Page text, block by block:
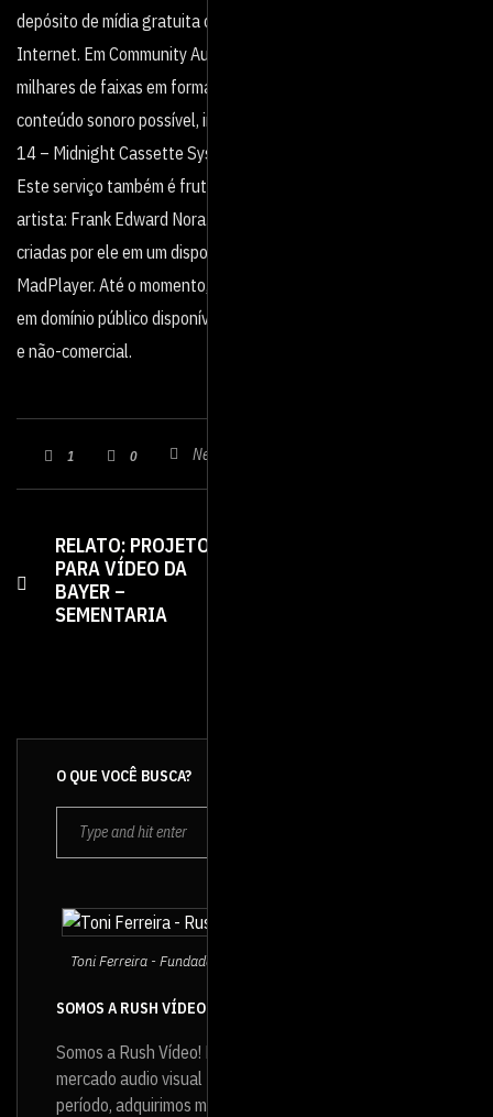
depósito de mídia gratuita ou de domínio público existente na
Internet. Em Community Audio é possível navegar, ouvir e baixar
milhares de faixas em formato digital, incluindo todo tipo de
conteúdo sonoro possível, inclusive músicas em diversos gêneros.
14 – Midnight Cassette System
Este serviço também é fruto do trabalho individual de um único
artista: Frank Edward Nora. O site é uma coleção de músicas
criadas por ele em um dispositivo portátil conhecido como
MadPlayer. Até o momento, já são mais de 50 horas de músicas
em domínio público disponíveis gratuitamente para uso comercial
e não-comercial.
1 0 Nenhum comentário
RELATO: PROJETO
PARA VÍDEO DA
BAYER –
SEMENTARIA
O QUE VOCÊ BUSCA?
Toni Ferreira - Fundador e Diretor da Rush Vídeo
SOMOS A RUSH VÍDEO
Somos a Rush Vídeo! Produtora de vídeo que atua no
mercado audio visual
período, adquirimos muita experiência e infraestrutura